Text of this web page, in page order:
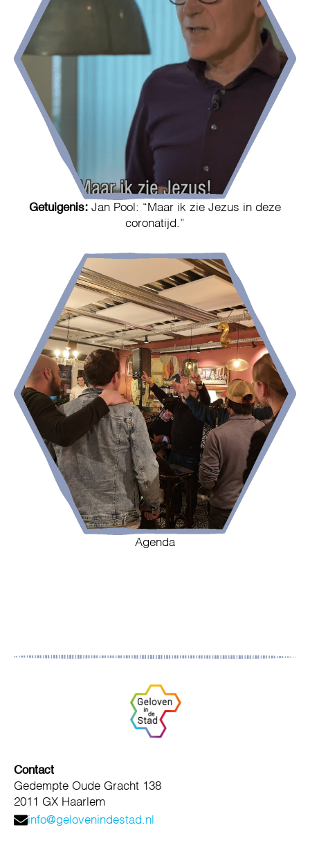
Getuigenis: Jan Pool: “Maar ik zie Jezus in deze
coronatijd.”
Agenda
Contact
Gedempte Oude Gracht 138
2011 GX Haarlem
info@gelovenindestad.nl